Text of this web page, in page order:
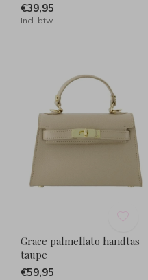
€39,95
Incl. btw
Grace palmellato handtas -
taupe
€59,95